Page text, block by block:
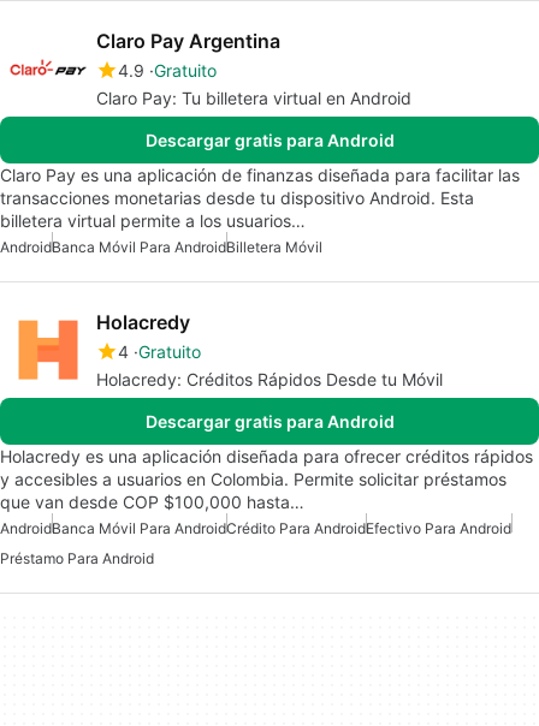
Claro Pay Argentina
4.9 Gratuito
Claro Pay: Tu billetera virtual en Android
Descargar gratis para Android
Claro Pay es una aplicación de finanzas diseñada para facilitar las
transacciones monetarias desde tu dispositivo Android. Esta
billetera virtual permite a los usuarios…
AndroidBanca Móvil Para AndroidBilletera Móvil
Holacredy
4 Gratuito
Holacredy: Créditos Rápidos Desde tu Móvil
Descargar gratis para Android
Holacredy es una aplicación diseñada para ofrecer créditos rápidos
y accesibles a usuarios en Colombia. Permite solicitar préstamos
que van desde COP $100,000 hasta…
AndroidBanca Móvil Para AndroidCrédito Para AndroidEfectivo Para Android
Préstamo Para Android